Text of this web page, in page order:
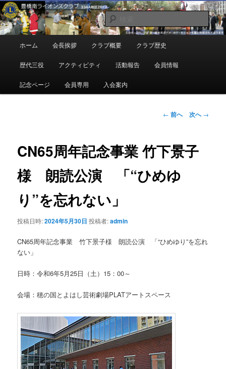
メ
イ
ン
コ
豊橋南ライオンズクラブ
地域奉仕ボランティア
検
索
ュ
ホーム 会長挨拶 クラブ概要 クラブ歴史
歴代三役 アクティビティ 活動報告 会員情報
記念ページ 会員専用 入会案内
投
ビ
ゲ
シ
← 前へ 次へ→
CN65周年記念事業 竹下景子
様 朗読公演 「“ひめゆ
り”を忘れない」
投稿日時:2024年5月30日 投稿者:admin
CN65周年記念事業 竹下景子様 朗読公演 「“ひめゆり”を忘れ
ない」
日時：令和6年5月25日（土）15：00～
会場：穂の国とよはし芸術劇場PLATアートスペース